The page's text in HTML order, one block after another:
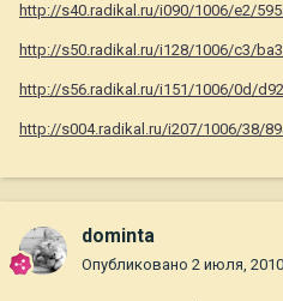
http://s40.radikal.ru/i090/1006/e2/
http://s50.radikal.ru/i128/1006/c3/
http://s56.radikal.ru/i151/1006/0d/
http://s004.radikal.ru/i207/1006/38/
dominta
Опубликовано 2 июля, 2010